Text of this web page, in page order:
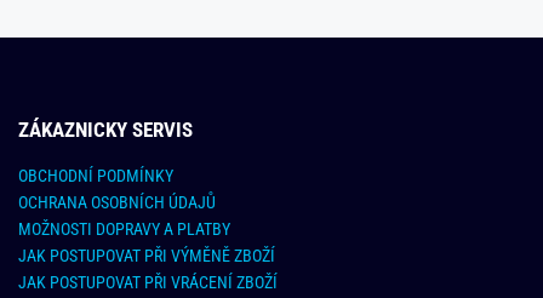
ZÁKAZNICKY SERVIS
OBCHODNÍ PODMÍNKY
OCHRANA OSOBNÍCH ÚDAJŮ
MOŽNOSTI DOPRAVY A PLATBY
JAK POSTUPOVAT PŘI VÝMĚNĚ ZBOŽÍ
JAK POSTUPOVAT PŘI VRÁCENÍ ZBOŽÍ